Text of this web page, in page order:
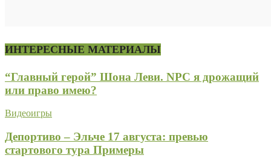
ИНТЕРЕСНЫЕ МАТЕРИАЛЫ
“Главный герой” Шона Леви. NPC я дрожащий
или право имею?
Видеоигры
Депортиво – Эльче 17 августа: превью
стартового тура Примеры